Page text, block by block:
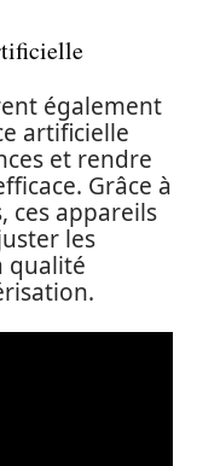
également
artificielle
et rendre
Grâce à
ces appareils
les
qualité